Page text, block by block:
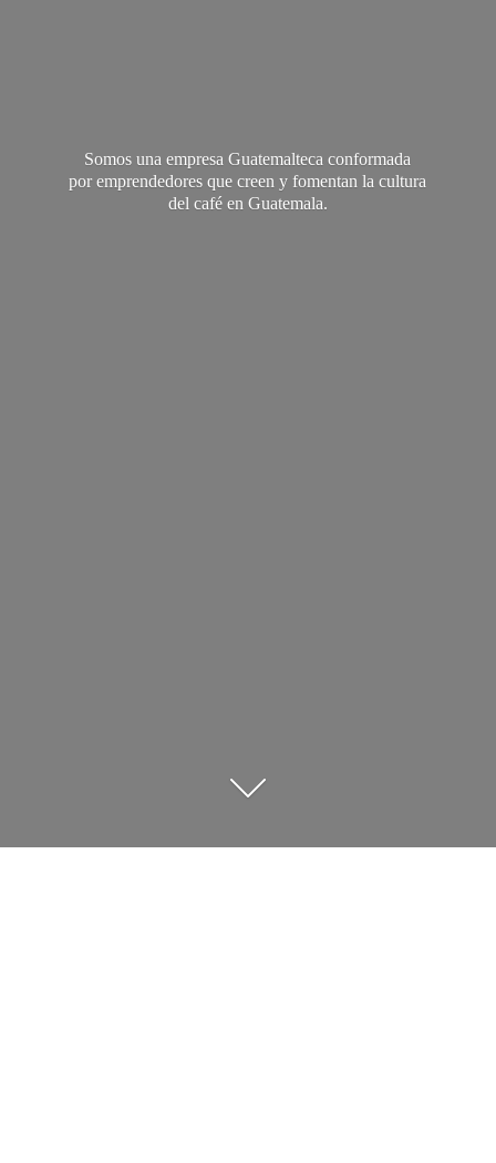
Somos una empresa Guatemalteca conformada
por emprendedores que creen y fomentan la cultura
del café en Guatemala.